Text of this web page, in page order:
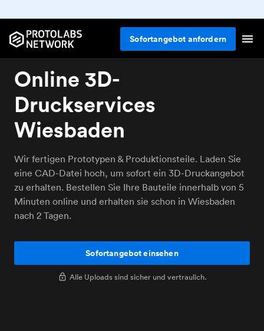
Sofortangebot anfordern
Online 3D-
Druckservices
Wiesbaden
Wir fertigen Prototypen & Produktionsteile. Laden Sie
eine CAD-Datei hoch, um sofort ein 3D-Druckangebot
zu erhalten. Bestellen Sie Ihre Bauteile innerhalb von 5
Minuten online und erhalten sie schon in Wiesbaden
nach 2 Tagen.
Sofortangebot einsehen
Alle Uploads sind sicher und vertraulich.